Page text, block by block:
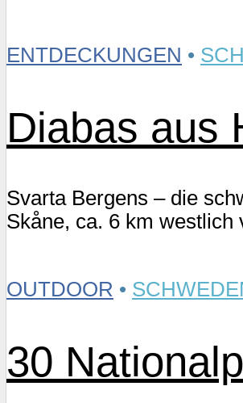
ENTDECKUNGEN •
Diabas aus
Svarta Bergens – die
Skåne, ca. 6 km westlich
OUTDOOR •
30